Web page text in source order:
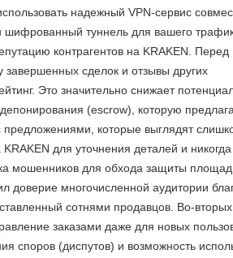
надежный VPN-сервис
шифрованный туннель для вашего
контрагентов на KRAKEN. Перед
сделок и отзывы других
Это значительно снижает
(escrow), которую
которые выглядят
для уточнения деталей и
мошенников для обхода защиты
доверие многочисленной аудитории
сотнями продавцов. Во-вторых,
заказами даже для новых
споров (диспутов) и возможность